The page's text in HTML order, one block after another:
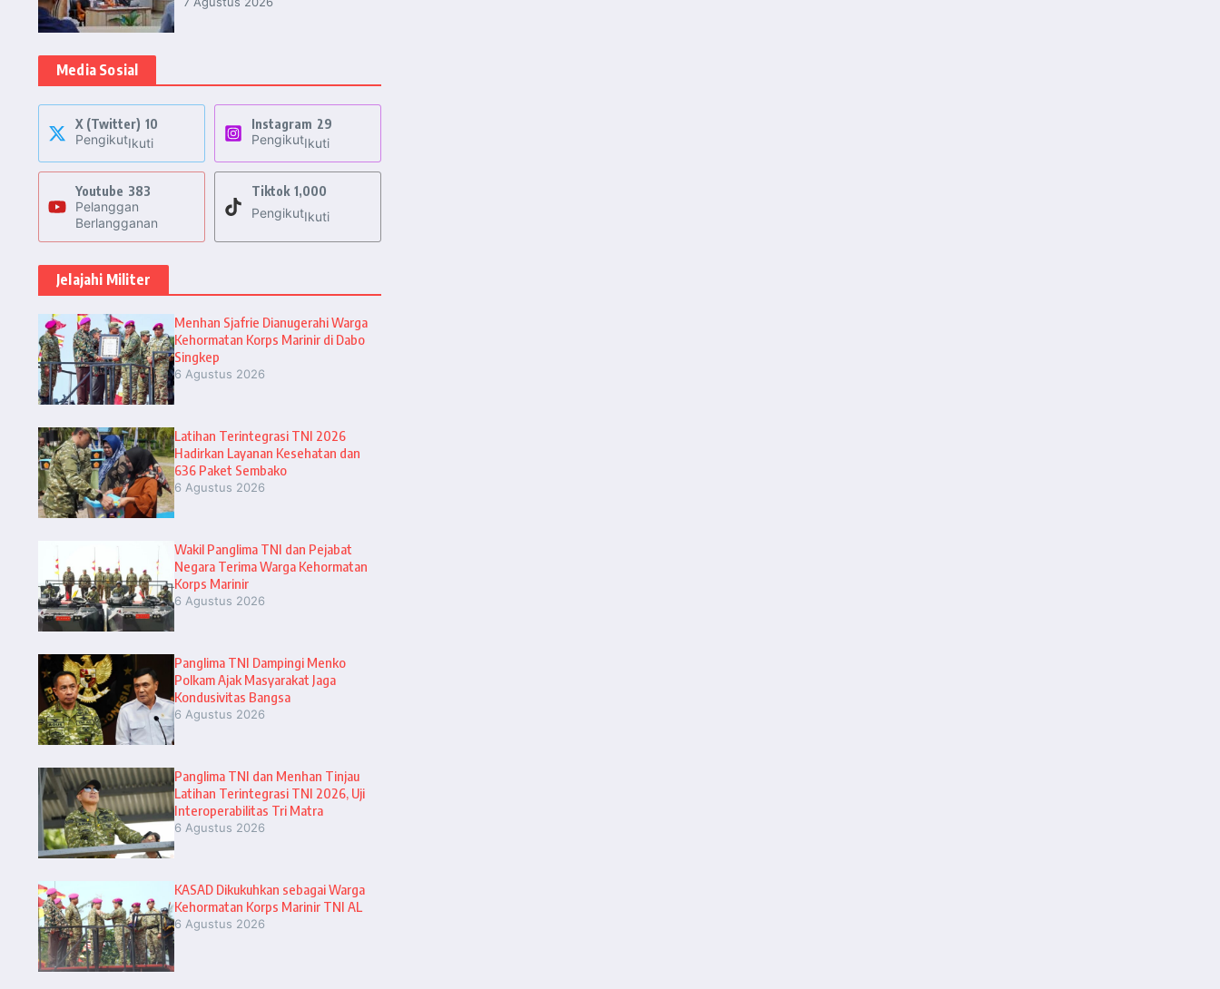
Media Sosial
X (Twitter) 10
PengikutIkuti
Instagram 29
PengikutIkuti
Youtube 383
Pelanggan
Berlangganan
Tiktok 1,000
PengikutIkuti
Jelajahi Militer
Menhan Sjafrie Dianugerahi Warga
Kehormatan Korps Marinir di Dabo
Singkep
6 Agustus 2026
Latihan Terintegrasi TNI 2026
Hadirkan Layanan Kesehatan dan
636 Paket Sembako
6 Agustus 2026
Wakil Panglima TNI dan Pejabat
Negara Terima Warga Kehormatan
Korps Marinir
6 Agustus 2026
Panglima TNI Dampingi Menko
Polkam Ajak Masyarakat Jaga
Kondusivitas Bangsa
6 Agustus 2026
Panglima TNI dan Menhan Tinjau
Latihan Terintegrasi TNI 2026, Uji
Interoperabilitas Tri Matra
6 Agustus 2026
KASAD Dikukuhkan sebagai Warga
Kehormatan Korps Marinir TNI AL
6 Agustus 2026